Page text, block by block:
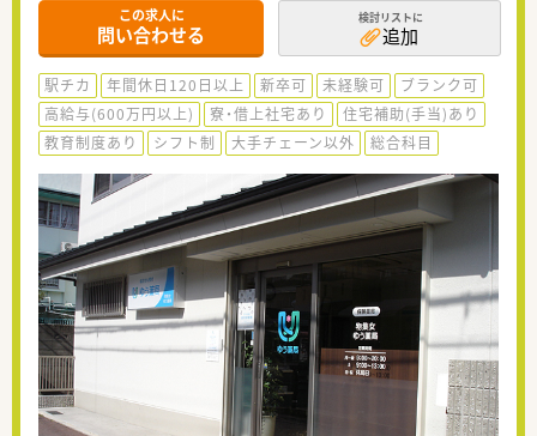
この求人に
問い合わせる
検討リストに
追加
駅チカ 年間休日120日以上 新卒可 未経験可
ブランク可
高給与(600万円以上)
寮・借上社宅あり
住宅補助(手当)あり
教育制度あり
シフト制 大手チェーン以外 総合科目